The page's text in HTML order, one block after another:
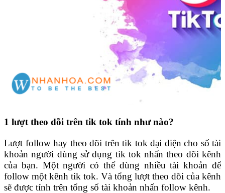
1 lượt theo dõi trên tik tok tính như nào?
Lượt follow hay theo dõi trên tik tok đại diện cho số tài
khoản người dùng sử dụng tik tok nhấn theo dõi kênh
của bạn. Một người có thể dùng nhiều tài khoản để
follow một kênh tik tok. Và tổng lượt theo dõi của kênh
sẽ được tính trên tổng số tài khoản nhấn follow kênh.